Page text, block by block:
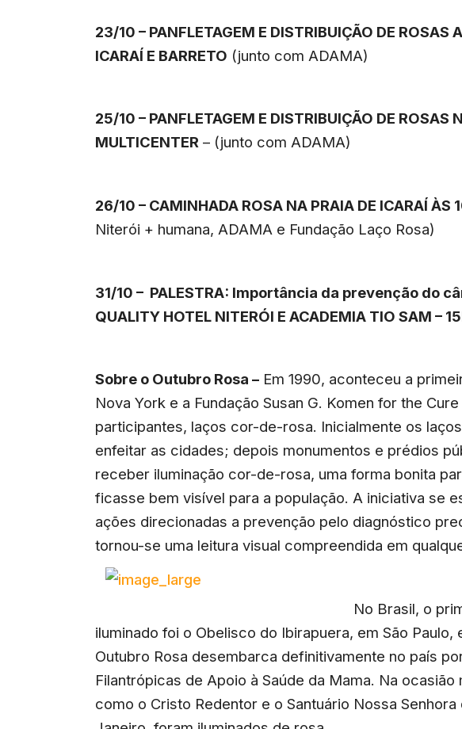
23/10 – PANFLETAGEM E DISTRIBUIÇÃO DE ROSAS
ICARAÍ E BARRETO (junto com ADAMA)
25/10 – PANFLETAGEM E DISTRIBUIÇÃO DE ROSAS
MULTICENTER – (junto com ADAMA)
26/10 – CAMINHADA ROSA NA PRAIA DE ICARAÍ ÀS
Niterói + humana, ADAMA e Fundação Laço Rosa)
31/10 – PALESTRA: Importância da prevenção do
QUALITY HOTEL NITERÓI E ACADEMIA TIO SAM –
Sobre o Outubro Rosa – Em 1990, aconteceu a
Nova York e a Fundação Susan G. Komen for the
participantes, laços cor-de-rosa. Inicialmente os
enfeitar as cidades; depois monumentos e prédios
receber iluminação cor-de-rosa, uma forma bonita
ficasse bem visível para a população. A iniciativa se
ações direcionadas a prevenção pelo diagnóstico
tornou-se uma leitura visual compreendida em
No Brasil, o
iluminado foi o Obelisco do Ibirapuera, em São
Outubro Rosa desembarca definitivamente no país
Filantrópicas de Apoio à Saúde da Mama. Na
como o Cristo Redentor e o Santuário Nossa Senhora